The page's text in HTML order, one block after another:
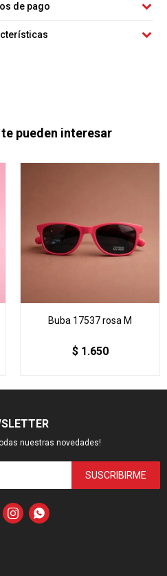
de pago
pueden interesar
Buba 17537 rosa M
$ 1.650
nuestras novedades!
SUSCRIBIRME
 